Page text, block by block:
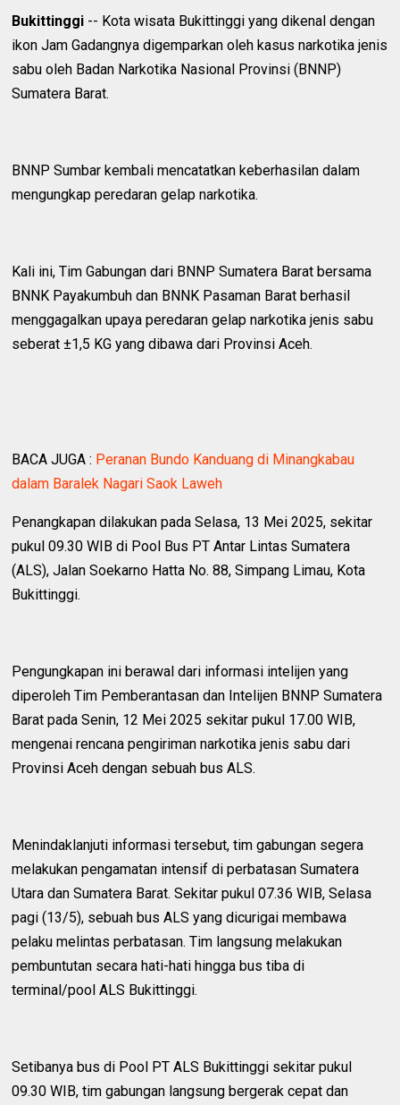
Bukittinggi -- Kota wisata Bukittinggi yang dikenal dengan
ikon Jam Gadangnya digemparkan oleh kasus narkotika jenis
sabu oleh Badan Narkotika Nasional Provinsi (BNNP)
Sumatera Barat.
‎BNNP Sumbar kembali mencatatkan keberhasilan dalam
mengungkap peredaran gelap narkotika.
‎Kali ini, Tim Gabungan dari BNNP Sumatera Barat bersama
BNNK Payakumbuh dan BNNK Pasaman Barat berhasil
menggagalkan upaya peredaran gelap narkotika jenis sabu
seberat ±1,5 KG yang dibawa dari Provinsi Aceh.
BACA JUGA : Peranan Bundo Kanduang di Minangkabau
dalam Baralek Nagari Saok Laweh
‎Penangkapan dilakukan pada Selasa, 13 Mei 2025, sekitar
pukul 09.30 WIB di Pool Bus PT Antar Lintas Sumatera
(ALS), Jalan Soekarno Hatta No. 88, Simpang Limau, Kota
Bukittinggi.
‎Pengungkapan ini berawal dari informasi intelijen yang
diperoleh Tim Pemberantasan dan Intelijen BNNP Sumatera
Barat pada Senin, 12 Mei 2025 sekitar pukul 17.00 WIB,
mengenai rencana pengiriman narkotika jenis sabu dari
Provinsi Aceh dengan sebuah bus ALS.
‎Menindaklanjuti informasi tersebut, tim gabungan segera
melakukan pengamatan intensif di perbatasan Sumatera
Utara dan Sumatera Barat. Sekitar pukul 07.36 WIB, Selasa
pagi (13/5), sebuah bus ALS yang dicurigai membawa
pelaku melintas perbatasan. Tim langsung melakukan
pembuntutan secara hati-hati hingga bus tiba di
terminal/pool ALS Bukittinggi.
‎Setibanya bus di Pool PT ALS Bukittinggi sekitar pukul
09.30 WIB, tim gabungan langsung bergerak cepat dan